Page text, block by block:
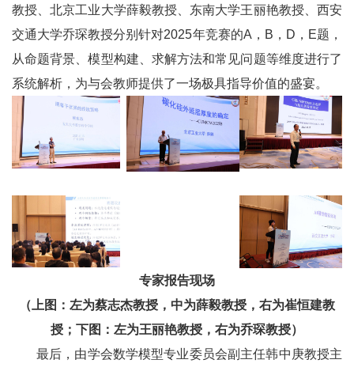
教授、北京工业大学薛毅教授、东南大学王丽艳教授、西安
交通大学乔琛教授分别针对2025年竞赛的A，B，D，E题，
从命题背景、模型构建、求解方法和常见问题等维度进行了
系统解析，为与会教师提供了一场极具指导价值的盛宴。
专家报告现场
（上图：左为蔡志杰教授，中为薛毅教授，右为崔恒建教
授； 下图：左为王丽艳教授，右为乔琛教授）
最后，由学会数学模型专业委员会副主任韩中庚教授主